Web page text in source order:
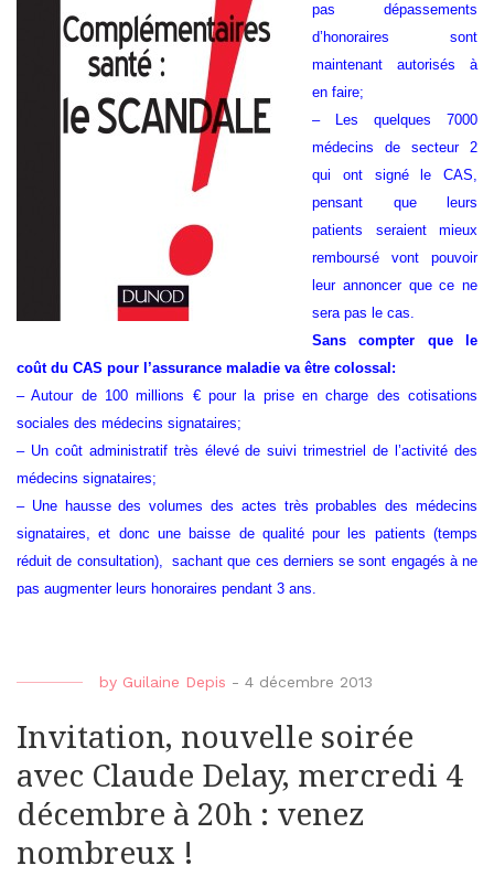
pas dépassements
d’honoraires sont
maintenant autorisés à
en faire;
– Les quelques 7000
médecins de secteur 2
qui ont signé le CAS,
pensant que leurs
patients seraient mieux
remboursé vont pouvoir
leur annoncer que ce ne
sera pas le cas.
Sans compter que le
coût du CAS pour l’assurance maladie va être colossal:
– Autour de 100 millions € pour la prise en charge des cotisations
sociales des médecins signataires;
– Un coût administratif très élevé de suivi trimestriel de l’activité des
médecins signataires;
– Une hausse des volumes des actes très probables des médecins
signataires, et donc une baisse de qualité pour les patients (temps
réduit de consultation), sachant que ces derniers se sont engagés à ne
pas augmenter leurs honoraires pendant 3 ans.
by Guilaine Depis - 4 décembre 2013
Invitation, nouvelle soirée
avec Claude Delay, mercredi 4
décembre à 20h : venez
nombreux !